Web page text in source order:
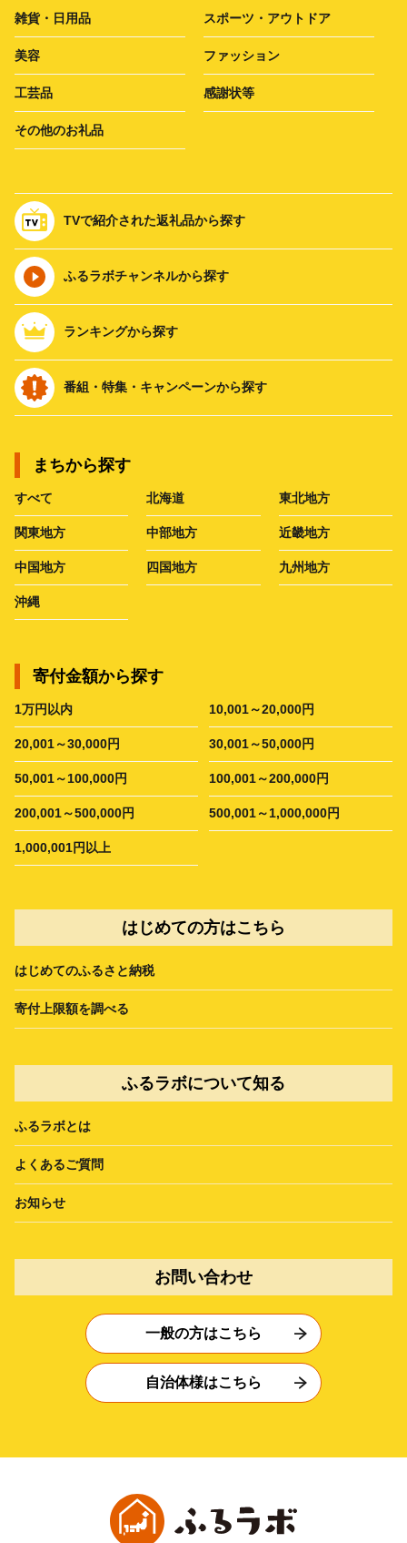
雑貨・日用品 スポーツ・アウトドア
美容 ファッション
工芸品 感謝状等
その他のお礼品
TVで紹介された返礼品から探す
ふるラボチャンネルから探す
ランキングから探す
番組・特集・キャンペーンから探す
まちから探す
すべて 北海道 東北地方
関東地方 中部地方 近畿地方
中国地方 四国地方 九州地方
沖縄
寄付金額から探す
1万円以内 10,001～20,000円
20,001～30,000円 30,001～50,000円
50,001～100,000円 100,001～200,000円
200,001～500,000円 500,001～1,000,000円
1,000,001円以上
はじめての方はこちら
はじめてのふるさと納税
寄付上限額を調べる
ふるラボについて知る
ふるラボとは
よくあるご質問
お知らせ
お問い合わせ
一般の方はこちら
自治体様はこちら